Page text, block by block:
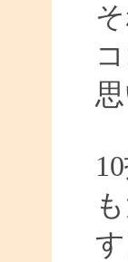
す